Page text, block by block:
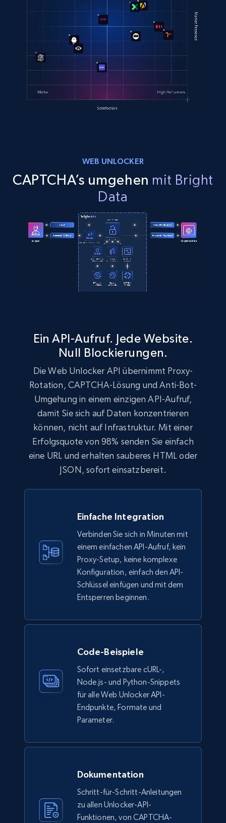
WEB UNLOCKER
CAPTCHA’s umgehen mit Bright
Data
Ein API-Aufruf. Jede Website.
Null Blockierungen.
Die Web Unlocker API übernimmt Proxy-
Rotation, CAPTCHA-Lösung und Anti-Bot-
Umgehung in einem einzigen API-Aufruf,
damit Sie sich auf Daten konzentrieren
können, nicht auf Infrastruktur. Mit einer
Erfolgsquote von 98% senden Sie einfach
eine URL und erhalten sauberes HTML oder
JSON, sofort einsatzbereit.
Einfache Integration
Verbinden Sie sich in Minuten mit
einem einfachen API-Aufruf, kein
Proxy-Setup, keine komplexe
Konfiguration, einfach den API-
Schlüssel einfügen und mit dem
Entsperren beginnen.
Code-Beispiele
Sofort einsetzbare cURL-,
Node.js- und Python-Snippets
für alle Web Unlocker API-
Endpunkte, Formate und
Parameter.
Dokumentation
Schritt-für-Schritt-Anleitungen
zu allen Unlocker-API-
Funktionen, von CAPTCHA-